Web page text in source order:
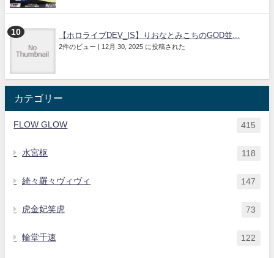
【ホロライブDEV_IS】りおなとみこちのGOD並...
2件のビュー | 12月 30, 2025 に投稿された
カテゴリー
FLOW GLOW 415
水宮枢 118
綺々羅々ヴィヴィ 147
虎金妃笑虎 73
輪堂千速 122